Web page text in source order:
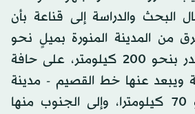
البحث والدراسة إلى قناعة بأن
من المدينة المنورة بميلٍ نحو
الجنوب بمسافة تقدر بنحو 200 كيلومتر، على حافة
ويبعد عنها خط القصيم - مدينة
المنورة شمالا بنحو 70 كيلومترا، وإلى الجنوب منها